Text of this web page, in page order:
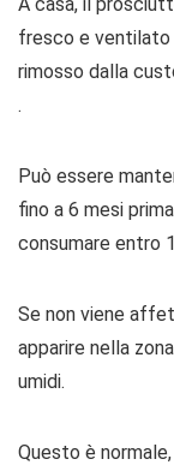
fresco e ventilato
rimosso dalla
.
Può essere
fino a 6 mesi
consumare entro
Se non viene
apparire nella
umidi.
Questo è